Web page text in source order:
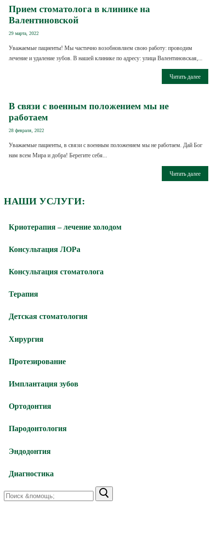
Прием стоматолога в клинике на
Валентиновской
29 марта, 2022
Уважаемые пациенты! Мы частично возобновляем свою работу: проводим
лечение и удаление зубов. В нашей клинике по адресу: улица Валентиновская,...
Читать далее
В связи с военным положением мы не
работаем
28 февраля, 2022
Уважаемые пациенты, в связи с военным положением мы не работаем. Дай Бог
нам всем Мира и добра! Берегите себя...
Читать далее
НАШИ УСЛУГИ:
Криотерапия – лечение холодом
Консультация ЛОРа
Консультация стоматолога
Терапия
Детская стоматология
Хирургия
Протезирование
Имплантация зубов
Ортодонтия
Пародонтология
Эндодонтия
Диагностика
Найти: